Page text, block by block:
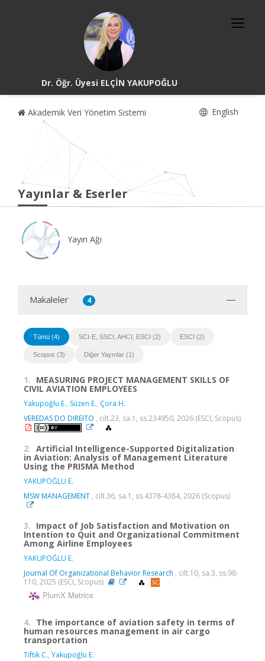
Dr. Öğr. Üyesi ELÇİN YAKUPOĞLU
Akademik Veri Yönetim Sistemi English
Yayınlar & Eserler
Yayın Ağı
Makaleler 4
Tümü (4) SCI-E, SSCI, AHCI, ESCI (2) ESCI (2)
Scopus (3) Diğer Yayınlar (1)
1. MEASURING PROJECT MANAGEMENT SKILLS OF
CIVIL AVIATION EMPLOYEES
Yakupoğlu E., Süzen E., Çora H.
VEREDAS DO DIREITO , cilt.23, sa.1, ss.234950, 2026 (ESCI, Scopus)
2. Artificial Intelligence-Supported Digitalization
in Aviation: Analysis of Management Literature
Using the PRISMA Method
YAKUPOĞLU E.
MSW MANAGEMENT , cilt.36, sa.1, ss.4378-4384, 2026 (Scopus)
3. Impact of Job Satisfaction and Motivation on
Intention to Quit and Organizational Commitment
Among Airline Employees
YAKUPOĞLU E.
Journal Of Organizational Behavior Research , cilt.10, sa.3, ss.98-
110, 2025 (ESCI, Scopus)
PlumX Metrics
4. The importance of aviation safety in terms of
human resources management in air cargo
transportation
Tiftik C., Yakupoğlu E.